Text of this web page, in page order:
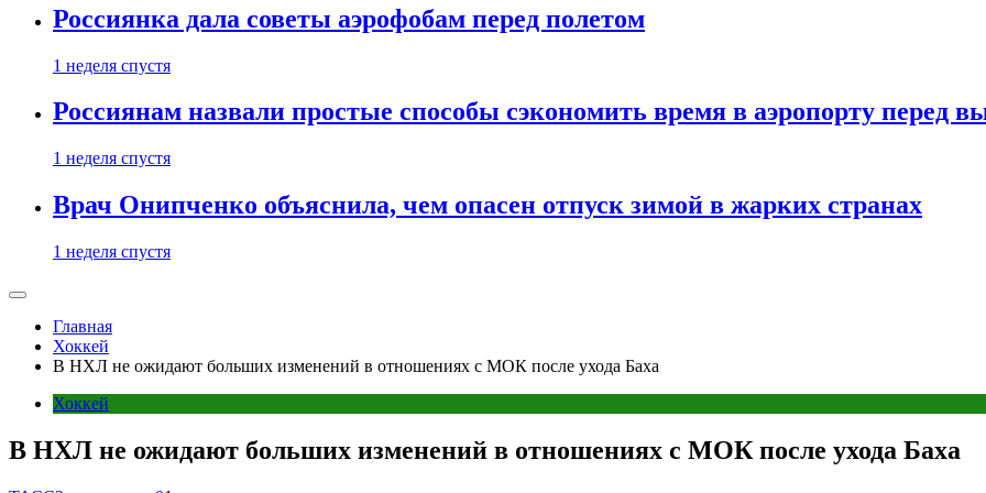
Россиянка дала советы аэрофобам перед полетом
1 неделя спустя
Россиянам назвали простые способы сэкономить время в аэропорту перед
1 неделя спустя
Врач Онипченко объяснила, чем опасен отпуск зимой в жарких странах
1 неделя спустя
Главная
Хоккей
В НХЛ не ожидают больших изменений в отношениях с МОК после ухода Баха
Хоккей
В НХЛ не ожидают больших изменений в отношениях с МОК после ухода Баха